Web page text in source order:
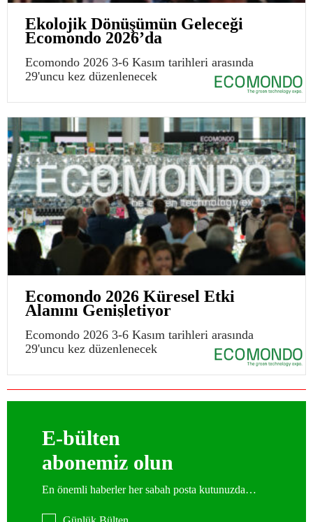
Ekolojik Dönüşümün Geleceği
Ecomondo 2026’da
Ecomondo 2026 3-6 Kasım tarihleri arasında
29'uncu kez düzenlenecek
Ecomondo 2026 Küresel Etki
Alanını Genişletiyor
Ecomondo 2026 3-6 Kasım tarihleri arasında
29'uncu kez düzenlenecek
E-bülten
abonemiz olun
En önemli haberler her sabah posta kutunuzda…